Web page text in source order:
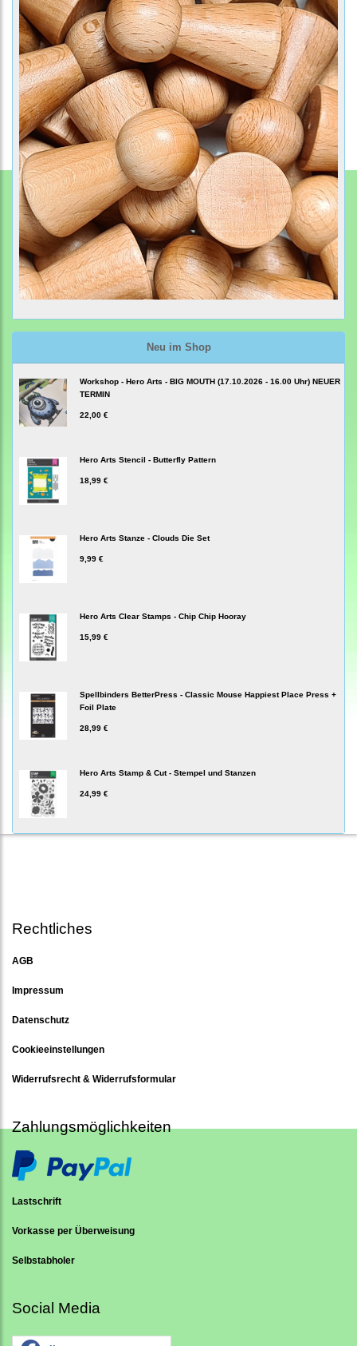
Neu im Shop
Workshop - Hero Arts - BIG MOUTH (17.10.2026 - 16.00 Uhr) NEUER
TERMIN
22,00 €
Hero Arts Stencil - Butterfly Pattern
18,99 €
Hero Arts Stanze - Clouds Die Set
9,99 €
Hero Arts Clear Stamps - Chip Chip Hooray
15,99 €
Spellbinders BetterPress - Classic Mouse Happiest Place Press +
Foil Plate
28,99 €
Hero Arts Stamp & Cut - Stempel und Stanzen
24,99 €
Rechtliches
AGB
Impressum
Datenschutz
Cookieeinstellungen
Widerrufsrecht & Widerrufsformular
Zahlungsmöglichkeiten
Lastschrift
Vorkasse per Überweisung
Selbstabholer
Social Media